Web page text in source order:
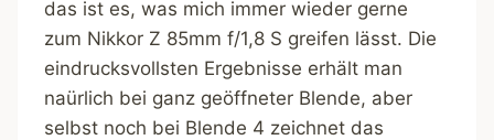
das ist es, was mich immer wieder gerne
zum Nikkor Z 85mm f/1,8 S greifen lässt. Die
eindrucksvollsten Ergebnisse erhält man
naürlich bei ganz geöffneter Blende, aber
selbst noch bei Blende 4 zeichnet das